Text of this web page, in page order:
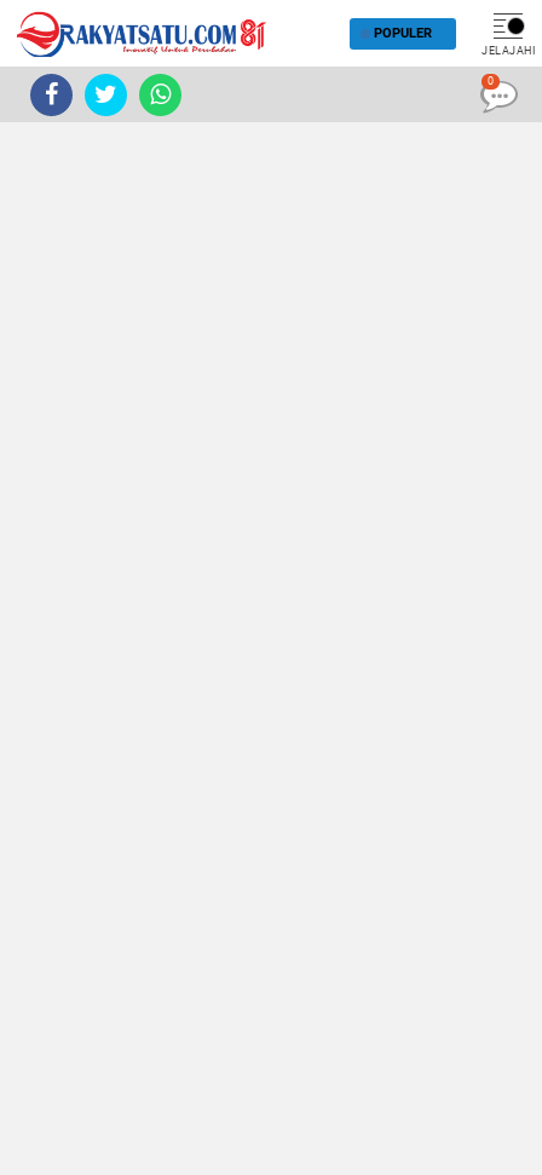
POPULER
JELAJAHI
0